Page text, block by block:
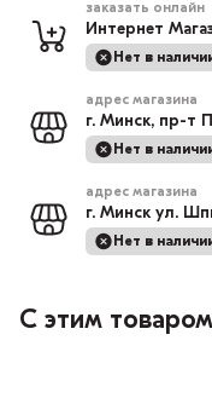
заказать онлайн
Интернет
Нет в
адрес магазина
г. Минск, пр-т
Нет в
адрес магазина
г. Минск ул.
Нет в
С этим